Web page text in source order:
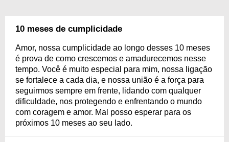
10 meses de cumplicidade
Amor, nossa cumplicidade ao longo desses 10 meses
é prova de como crescemos e amadurecemos nesse
tempo. Você é muito especial para mim, nossa ligação
se fortalece a cada dia, e nossa união é a força para
seguirmos sempre em frente, lidando com qualquer
dificuldade, nos protegendo e enfrentando o mundo
com coragem e amor. Mal posso esperar para os
próximos 10 meses ao seu lado.